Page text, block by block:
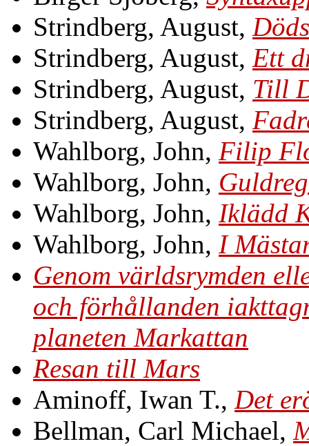
Strindberg, August,
Strindberg, August, Ett
Strindberg, August, Till
Strindberg, August,
Wahlborg, John, Filip
Wahlborg, John,
Wahlborg, John, Iklädd
Wahlborg, John, I
Genom världsrymden
och förhållanden
planeten Markattan
Resan till Mars
Aminoff, Iwan T., Det
Bellman, Carl Michael,